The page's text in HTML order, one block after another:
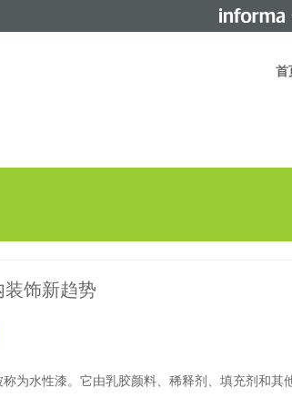
首
饰新趋势
为水性漆。它由乳胶颜料、稀释剂、填充剂和